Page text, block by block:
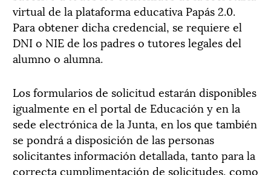
virtual de la plataforma educativa Papás 2.0.
Para obtener dicha credencial, se requiere el
DNI o NIE de los padres o tutores legales del
alumno o alumna.
Los formularios de solicitud estarán disponibles
igualmente en el portal de Educación y en la
sede electrónica de la Junta, en los que también
se pondrá a disposición de las personas
solicitantes información detallada, tanto para la
correcta cumplimentación de solicitudes, como